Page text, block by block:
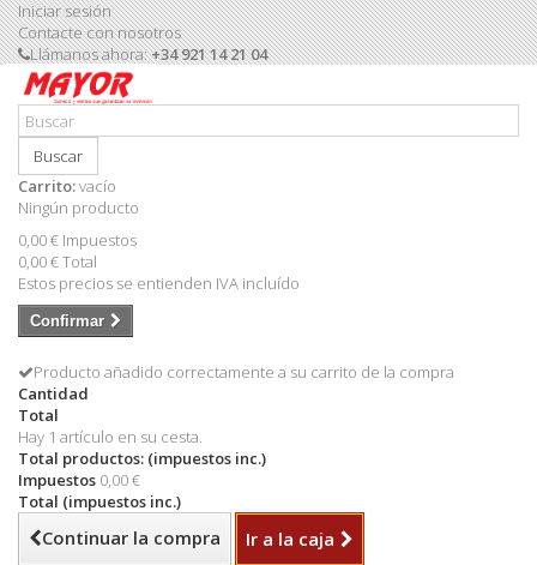
Iniciar sesión
Contacte con nosotros
Llámanos ahora:+34 921 14 21 04
Buscar
Carrito:vacío
Ningún producto
0,00 € Impuestos
0,00 €Total
Estos precios se entienden IVA incluído
Confirmar
Producto añadido correctamente a su carrito de la compra
Cantidad
Total
Hay 1 artículo en su cesta.
Total productos: (impuestos inc.)
Impuestos 0,00 €
Total (impuestos inc.)
Continuar la compra Ir a la caja